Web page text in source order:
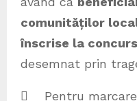
comunităților
înscrise la concurs
desemnat prin
 Pentru